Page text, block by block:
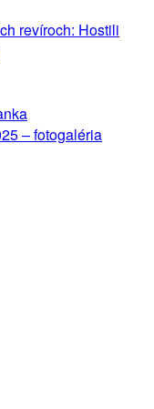
revíroch: Hostili
– fotogaléria